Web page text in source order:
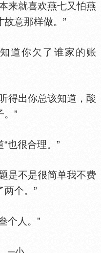
就喜欢燕七又怕燕
意那样做。”
你欠了谁家的账
出你总该知道，酸
。”
很合理。”
不是很简单我不费
两个。”
个人。”